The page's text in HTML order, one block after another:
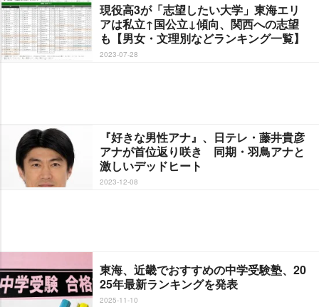
現役高3が「志望したい大学」東海エリ
アは私立↑国公立↓傾向、関西への志望
も【男女・文理別などランキング一覧】
2023-07-28
『好きな男性アナ』、日テレ・藤井貴彦
アナが首位返り咲き 同期・羽鳥アナと
激しいデッドヒート
2023-12-08
東海、近畿でおすすめの中学受験塾、20
25年最新ランキングを発表
2025-11-10